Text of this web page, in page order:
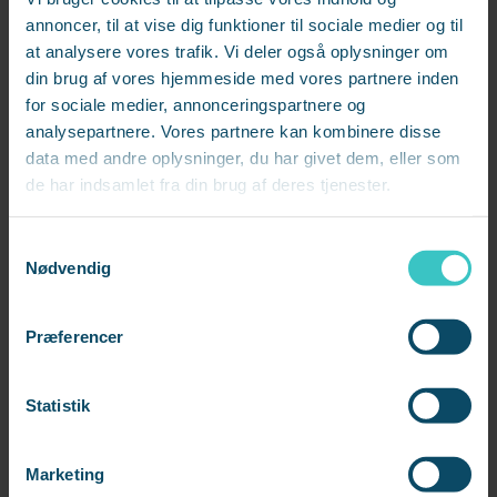
annoncer, til at vise dig funktioner til sociale medier og til
at analysere vores trafik. Vi deler også oplysninger om
din brug af vores hjemmeside med vores partnere inden
for sociale medier, annonceringspartnere og
analysepartnere. Vores partnere kan kombinere disse
data med andre oplysninger, du har givet dem, eller som
de har indsamlet fra din brug af deres tjenester.
Nødvendig
Præferencer
Statistik
Marketing
68 år gammel. Det er også motiverende for
seniorerne at vide, at der er behov for dem,”
fortæller Steen Scheuer.
Pas bedre på midlertidige ansatte
En anden gruppe af medarbejdere, der burde nyde
mere opmærksomhed set i et fastholdelsesperspektiv,
er dem, der i dag er ansat i forskellige
projektansættelser. Lige nu er det mellem otte og ti
Scheuer, formelt set have de samme rettigheder som